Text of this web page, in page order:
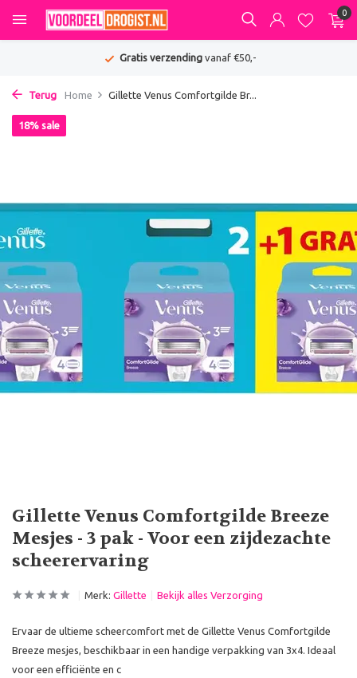
0
Gratis verzendingvanaf €50,-
Terug Home Gillette Venus Comfortgilde Br...
Gillette Venus Comfortgilde Breeze
Mesjes - 3 pak - Voor een zijdezachte
scheerervaring
18% sale
Merk: Gillette Bekijk alles Verzorging
Ervaar de ultieme scheercomfort met de Gillette Venus Comfortgilde
Breeze mesjes, beschikbaar in een handige verpakking van 3x4. Ideaal
voor een efficiënte en c